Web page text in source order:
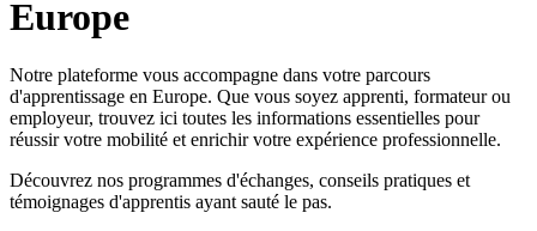
Europe
Notre plateforme vous accompagne dans votre parcours
d'apprentissage en Europe. Que vous soyez apprenti, formateur ou
employeur, trouvez ici toutes les informations essentielles pour
réussir votre mobilité et enrichir votre expérience professionnelle.
Découvrez nos programmes d'échanges, conseils pratiques et
témoignages d'apprentis ayant sauté le pas.